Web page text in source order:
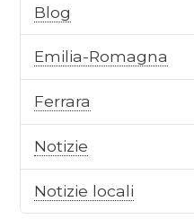
Blog
Emilia-Romagna
Ferrara
Notizie
Notizie locali